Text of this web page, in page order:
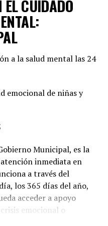
“No hay un solo
Hemos construido un
con la
Hoy estamos
los mejores”, enfatizó,
confiables, integrados
probada, leales y
el trabajo técnico y
las observaciones del
la validez del
“Estamos listos
fuerte, con perfiles
gobernar bien. Lo
EL CUIDADO
a la salud mental las 24
emocional de niñas y
Municipal, es la
inmediata en
a través del
los 365 días del año,
acceder a apoyo
emocional o